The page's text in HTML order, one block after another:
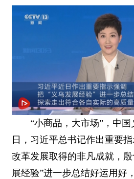
“小商品，大市场”，中
日，习近平总书记作出重要
改革发展取得的非凡成就，
展经验”进一步总结好运用好